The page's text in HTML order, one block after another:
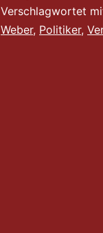
Verschlagwortet
Weber, Politiker,